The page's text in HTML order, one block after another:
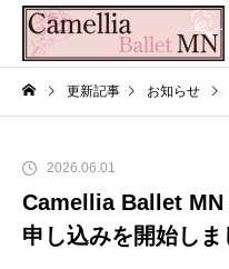
更新記事 お知らせ
2026.06.01
Camellia Ballet MN
申し込みを開始しま